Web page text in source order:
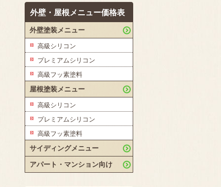
外壁・屋根メニュー価格表
外壁塗装メニュー
高級シリコン
プレミアムシリコン
高級フッ素塗料
屋根塗装メニュー
高級シリコン
プレミアムシリコン
高級フッ素塗料
サイディングメニュー
アパート・マンション向け